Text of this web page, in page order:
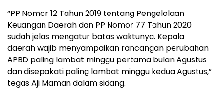
“PP Nomor 12 Tahun 2019 tentang Pengelolaan
Keuangan Daerah dan PP Nomor 77 Tahun 2020
sudah jelas mengatur batas waktunya. Kepala
daerah wajib menyampaikan rancangan perubahan
APBD paling lambat minggu pertama bulan Agustus
dan disepakati paling lambat minggu kedua Agustus,”
tegas Aji Maman dalam sidang.